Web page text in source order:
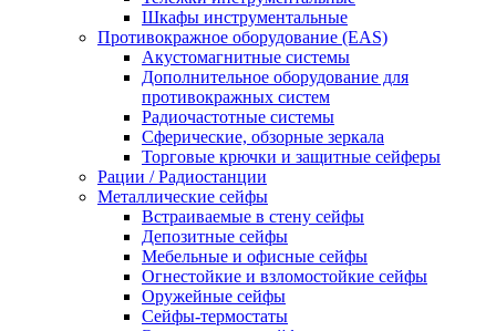
Шкафы инструментальные
Противокражное оборудование (EAS)
Акустомагнитные системы
Дополнительное оборудование для
противокражных систем
Радиочастотные системы
Сферические, обзорные зеркала
Торговые крючки и защитные сейферы
Рации / Радиостанции
Металлические сейфы
Встраиваемые в стену сейфы
Депозитные сейфы
Мебельные и офисные сейфы
Огнестойкие и взломостойкие сейфы
Оружейные сейфы
Сейфы-термостаты